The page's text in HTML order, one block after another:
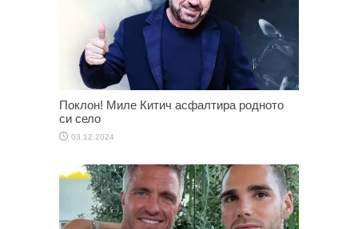
Поклон! Миле Китич асфалтира родното
си село
03.12.2024